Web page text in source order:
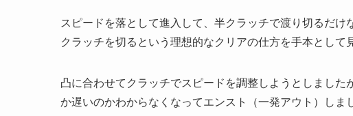
スピードを落として進入して、半クラッチで渡り切るだ
クラッチを切るという理想的なクリアの仕方を手本として
凸に合わせてクラッチでスピードを調整しようとしまし
か遅いのかわからなくなってエンスト（一発アウト）しま